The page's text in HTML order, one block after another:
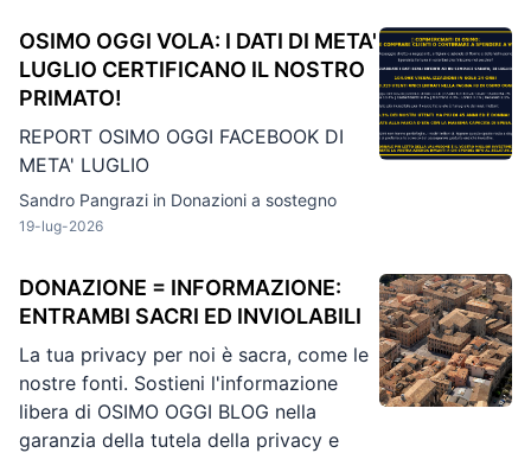
OSIMO OGGI VOLA: I DATI DI META'
LUGLIO CERTIFICANO IL NOSTRO
PRIMATO!
REPORT OSIMO OGGI FACEBOOK DI
META' LUGLIO
Sandro Pangrazi in Donazioni a sostegno
19-lug-2026
DONAZIONE = INFORMAZIONE:
ENTRAMBI SACRI ED INVIOLABILI
La tua privacy per noi è sacra, come le
nostre fonti. Sostieni l'informazione
libera di OSIMO OGGI BLOG nella
garanzia della tutela della privacy e